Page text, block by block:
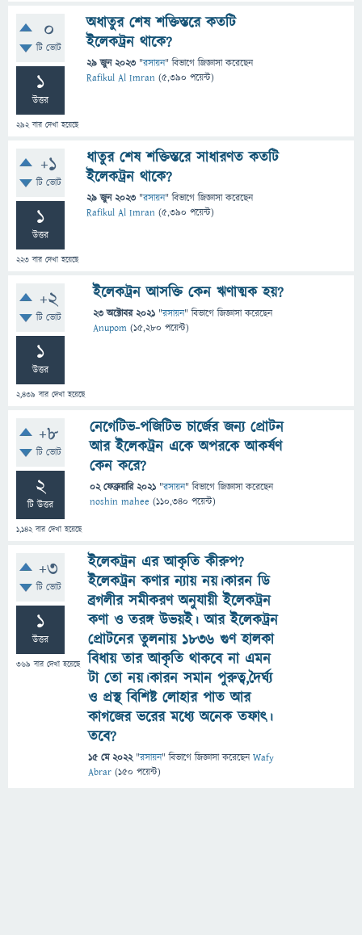
0
টি ভোট
1
উত্তর
292বার দেখা হয়েছে
অধাতুর শেষ শক্তিস্তরে কতটি
ইলেকট্রন থাকে?
29 জুন 2023 "রসায়ন" বিভাগে জিজ্ঞাসাকরেছেন
Rafikul Al Imran (5,390 পয়েন্ট)
+1
টি ভোট
1
উত্তর
223 বার দেখা হয়েছে
ধাতুর শেষ শক্তিস্তরে সাধারণত কতটি
ইলেকট্রন থাকে?
29 জুন 2023 "রসায়ন" বিভাগে জিজ্ঞাসাকরেছেন
Rafikul Al Imran (5,390 পয়েন্ট)
+2
টি ভোট
1
উত্তর
2,439 বার দেখা হয়েছে
ইলেকট্রন আসক্তি কেন ঋণাত্মক হয়?
23 অক্টোবর 2021 "রসায়ন" বিভাগে জিজ্ঞাসাকরেছেন
Anupom (15,280 পয়েন্ট)
+8
টি ভোট
2
টি উত্তর
1,142বার দেখা হয়েছে
নেগেটিভ-পজিটিভ চার্জের জন্য প্রোটন
আর ইলেকট্রন একে অপরকে আকর্ষণ
কেন করে?
02 ফেব্রুয়ারি 2021 "রসায়ন" বিভাগে জিজ্ঞাসাকরেছেন
noshin mahee (110,340 পয়েন্ট)
+3
টি ভোট
1
উত্তর
369 বার দেখা হয়েছে
ইলেকট্রন এর আকৃতি কীরুপ?
ইলেকট্রন কণার ন্যায় নয়।কারন ডি
ব্রগলীর সমীকরণ অনুযায়ী ইলেকট্রন
কণা ও তরঙ্গ উভয়ই। আর ইলেকট্রন
প্রোটনের তুলনায় ১৮৩৬ গুণ হালকা
বিধায় তার আকৃতি থাকবে না এমন
টা তো নয়।কারন সমান পুরুত্ব,দৈর্ঘ্য
ও প্রস্থ বিশিষ্ট লোহার পাত আর
কাগজের ভরের মধ্যে অনেক তফাৎ।
তবে?
15 মে 2022 "রসায়ন" বিভাগে জিজ্ঞাসাকরেছেনWafy
Abrar (150 পয়েন্ট)